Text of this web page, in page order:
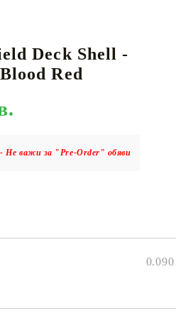
Deck Shell -
Red
Не важи за "Pre-Order" обяви
0.090